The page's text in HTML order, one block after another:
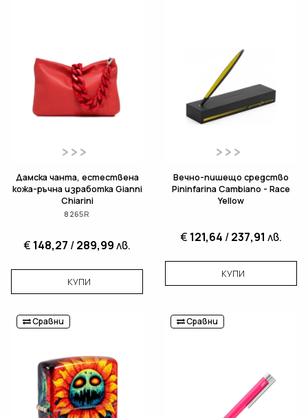
Дамска чанта, естествена
кожа-ръчна изработка Gianni
Chiarini
8265R
€ 148,27 /289,99лв.
КУПИ
Вечно-пишещо средство
Pininfarina Cambiano - Race
Yellow
€ 121,64 /237,91 лв.
КУПИ
Сравни Сравни